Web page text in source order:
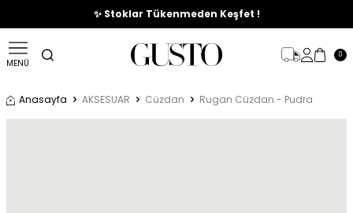
🎉%70'e Varan Büyük Yaz İndirim Başladı !
✨ Stoklar Tükenmeden Keşfet !
MENÜ
0
Anasayfa AKSESUAR Cüzdan Rugan Cüzdan - Pudra